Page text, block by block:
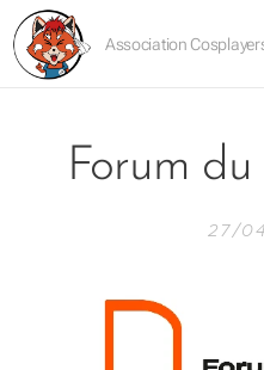
Association
Forum
27/